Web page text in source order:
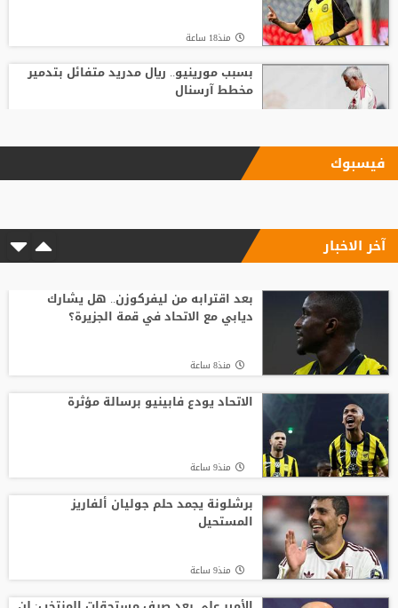
منذ18 ساعة
بسبب مورينيو.. ريال مدريد متفائل بتدمير
مخطط آرسنال
الاتحاد يودع فابينيو برسالة مؤثرة
رابطة وطنية يعارض ترشيح القطري الخليفي
الفيفا يصرف مكافآت الأردن والأمير علي
يؤكد مجددا عدم دعمه لإنفانتينو
بعمر 16 عاما.. لاعب يدخل تاريخ سبارتاك
موسكو برقم قياسي جديد
فيسبوك
آخر الاخبار
بعد اقترابه من ليفركوزن.. هل يشارك
ديابي مع الاتحاد في قمة الجزيرة؟
منذ8 ساعة
الاتحاد يودع فابينيو برسالة مؤثرة
منذ9 ساعة
برشلونة يجمد حلم جوليان ألفاريز
المستحيل
منذ9 ساعة